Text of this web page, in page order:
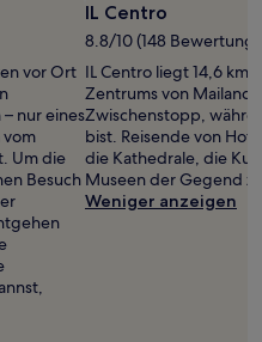
vor Ort
nur eines
vom
Um die
Besuch
IL Centro
8.8/10 (148
IL Centro liegt 14,6 km
Zentrums von Mailand
Zwischenstopp,
bist. Reisende von
die Kathedrale, die
Museen der Gegend
Weniger anzeigen